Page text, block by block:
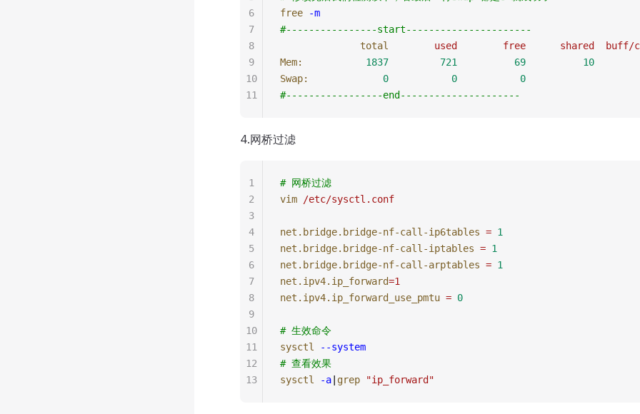
free -m
#----------------start----------------------
              total
        used
        free
      shared
buff/
Mem:
           1837
         721
          69
          10
Swap:
             0
           0
           0
#-----------------end---------------------
6
7
8
9
10
11
4.网桥过滤
# 网桥过滤
vim /etc/sysctl.conf
net.bridge.bridge-nf-call-ip6tables = 1
net.bridge.bridge-nf-call-iptables = 1
net.bridge.bridge-nf-call-arptables = 1
net.ipv4.ip_forward=1
net.ipv4.ip_forward_use_pmtu = 0
# 生效命令
sysctl
--system
# 查看效果
sysctl
-a grep "ip_forward "
1
2
3
4
5
6
7
8
9
10
11
12
13